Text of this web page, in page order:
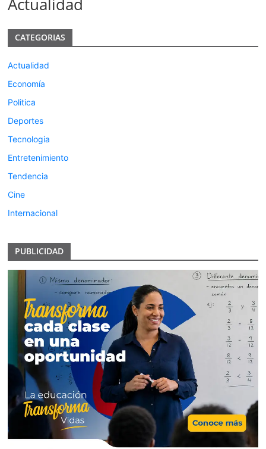
Actualidad
CATEGORIAS
Actualidad
Economía
Politica
Deportes
Tecnologia
Entretenimiento
Tendencia
Cine
Internacional
PUBLICIDAD